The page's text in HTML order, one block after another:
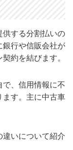
供する分割払いの
行や信販会社が
約を結びます。
、信用情報に不
す。主に中古車
いについて紹介